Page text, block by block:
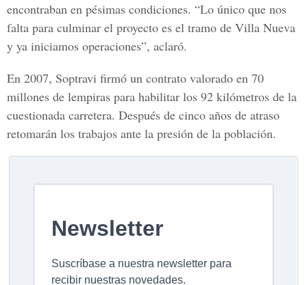
encontraban en pésimas condiciones. “Lo único que nos
falta para culminar el proyecto es el tramo de Villa Nueva
y ya iniciamos operaciones”, aclaró.
En 2007, Soptravi firmó un contrato valorado en 70
millones de lempiras para habilitar los 92 kilómetros de la
cuestionada carretera. Después de cinco años de atraso
retomarán los trabajos ante la presión de la población.